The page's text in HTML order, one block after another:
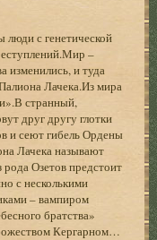
люди с генетической
–
изменились, и туда
Лачека.Из мира
странный,
друг другу глотки
и сеют гибель Ордены
Лачека называют
Озетов предстоит
с несколькими
– вампиром
братства»
Кергарном…